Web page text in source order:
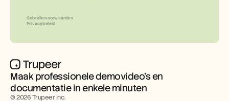
Maak professionele demovideo’s en
documentatie in enkele minuten
© 2026 Trupeer Inc.
Gebruiksvoorwaarden
Privacybeleid